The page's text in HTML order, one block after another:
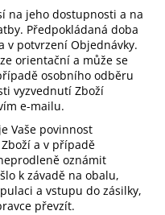
na jeho dostupnosti a na
Předpokládaná doba
v potvrzení Objednávky.
orientační a může se
osobního odběru
vyzvednutí Zboží
e-mailu.
Vaše povinnost
a v případě
oznámit
k závadě na obalu,
a vstupu do zásilky,
převzít.